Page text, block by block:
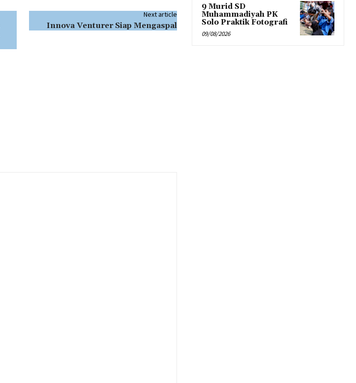
Next article
Innova Venturer Siap Mengaspal
9 Murid SD
Muhammadiyah PK
Solo Praktik Fotografi
09/08/2026